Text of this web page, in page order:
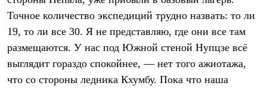
Толстовки
Брюки
Термобелье
Теплое термобелье
Среднее термобелье
Легкое термобелье
Флисовая одежда
Точное количество экспедиций трудно назвать: то ли
19, то ли все 30. Я не представляю, где они все там
размещаются. У нас под Южной стеной Нупцзе всё
выглядит гораздо спокойнее, — нет того ажиотажа,
что со стороны ледника Кхумбу. Пока что наша